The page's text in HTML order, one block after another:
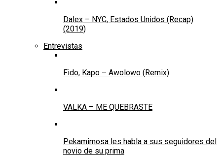
Dalex – NYC, Estados Unidos (Recap)
(2019)
Entrevistas
Fido, Kapo – Awolowo (Remix)
VALKA – ME QUEBRASTE
Pekamimosa les habla a sus seguidores del
novio de su prima